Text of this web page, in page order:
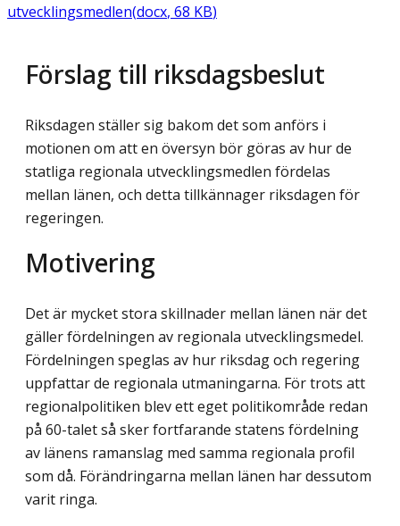
utvecklingsmedlen(docx, 68 KB)
Förslag till riksdagsbeslut
Riksdagen ställer sig bakom det som anförs i
motionen om att en översyn bör göras av hur de
statliga regionala utvecklingsmedlen fördelas
mellan länen, och detta tillkännager riksdagen för
regeringen.
Motivering
Det är mycket stora skillnader mellan länen när det
gäller fördelningen av regionala utvecklingsmedel.
Fördelningen speglas av hur riksdag och regering
uppfattar de regionala utmaningarna. För trots att
regionalpolitiken blev ett eget politikområde redan
på 60-talet så sker fortfarande statens fördelning
av länens ramanslag med samma regionala profil
som då. Förändringarna mellan länen har dessutom
varit ringa.